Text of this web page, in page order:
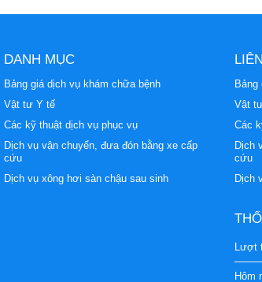
DANH MỤC
Bảng giá dịch vụ khám chữa bệnh
Vật tư Y tế
Các kỹ thuật dịch vụ phục vụ
Dịch vụ vận chuyển, đưa đón bằng xe cấp
cứu
Dịch vụ xông hơi sàn chậu sau sinh
Bảng
Vật
Các
Dịch
cứu
Dịch
Lượt
Hôm